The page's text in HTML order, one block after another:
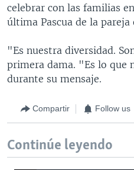
celebrar con las familias
última Pascua de la pareja
"Es nuestra diversidad.
primera dama. "Es lo que
durante su mensaje.
Compartir Follow us
Continúe leyendo